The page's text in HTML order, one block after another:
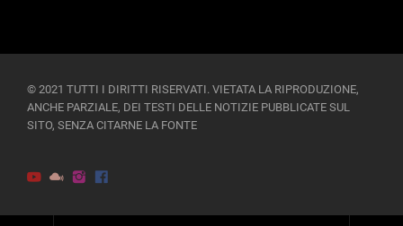
© 2021 TUTTI I DIRITTI RISERVATI. VIETATA LA RIPRODUZIONE,
ANCHE PARZIALE, DEI TESTI DELLE NOTIZIE PUBBLICATE SUL
SITO, SENZA CITARNE LA FONTE